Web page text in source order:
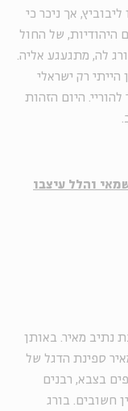
אך ניכר כי
היהודיות, של החול
היא יהדות שבורג של שנת 2015 עורג לה, מתגעגע אליה.
רק ישראלי
היום הזהות
והלל עיצבו
נתיב מאיר. באותן
מאיר ספינת הדגל של
בצבא, רבנים
חשובים. בורג